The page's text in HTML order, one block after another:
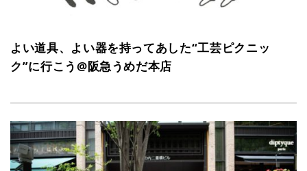
よい道具、よい器を持ってあした“工芸ピクニッ
ク”に行こう@阪急うめだ本店